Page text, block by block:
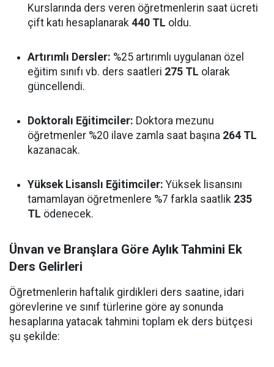
Kurslarında ders veren öğretmenlerin saat ücreti
çift katı hesaplanarak 440 TL oldu.
Artırımlı Dersler: %25 artırımlı uygulanan özel
eğitim sınıfı vb. ders saatleri 275 TL olarak
güncellendi.
Doktoralı Eğitimciler: Doktora mezunu
öğretmenler %20 ilave zamla saat başına 264 TL
kazanacak.
Yüksek Lisanslı Eğitimciler: Yüksek lisansını
tamamlayan öğretmenlere %7 farkla saatlik 235
TL ödenecek.
Ünvan ve Branşlara Göre Aylık Tahmini Ek
Ders Gelirleri
Öğretmenlerin haftalık girdikleri ders saatine, idari
görevlerine ve sınıf türlerine göre ay sonunda
hesaplarına yatacak tahmini toplam ek ders bütçesi
şu şekilde: